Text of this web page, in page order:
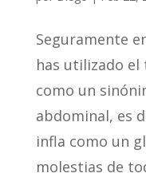
Seguramente
has utilizado el
como un
abdominal, es
infla como un
molestias de